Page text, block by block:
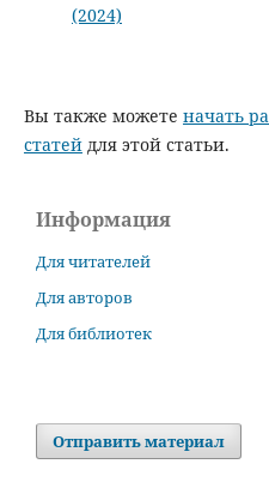
(2024)
Вы также можете начать
статейдля этой статьи.
Информация
Для читателей
Для авторов
Для библиотек
Отправить материал